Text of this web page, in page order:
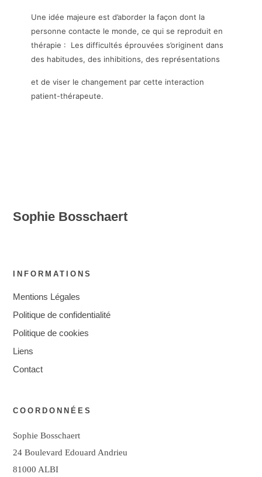
Une idée majeure est d’aborder la façon dont la
personne contacte le monde, ce qui se reproduit en
thérapie : Les difficultés éprouvées s’originent dans
des habitudes, des inhibitions, des représentations
et de viser le changement par cette interaction
patient-thérapeute.
Sophie Bosschaert
INFORMATIONS
Mentions Légales
Politique de confidentialité
Politique de cookies
Liens
Contact
COORDONNÉES
Sophie Bosschaert
24 Boulevard Edouard Andrieu
81000 ALBI